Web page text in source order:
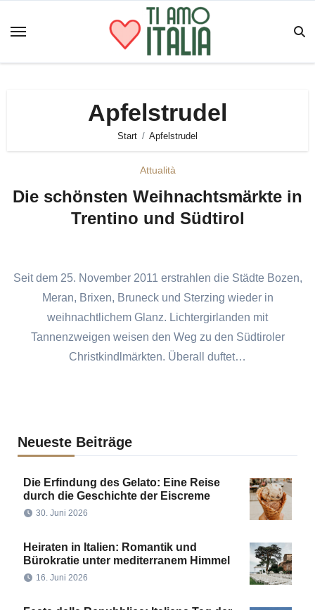
Inhalt
Apfelstrudel
Start Apfelstrudel
Attualità
Die schönsten Weihnachtsmärkte in
Trentino und Südtirol
Seit dem 25. November 2011 erstrahlen die Städte Bozen,
Meran, Brixen, Bruneck und Sterzing wieder in
weihnachtlichem Glanz. Lichtergirlanden mit
Tannenzweigen weisen den Weg zu den Südtiroler
Christkindlmärkten. Überall duftet…
Neueste Beiträge
Die Erfindung des Gelato: Eine Reise
durch die Geschichte der Eiscreme
30. Juni 2026
Heiraten in Italien: Romantik und
Bürokratie unter mediterranem Himmel
16. Juni 2026